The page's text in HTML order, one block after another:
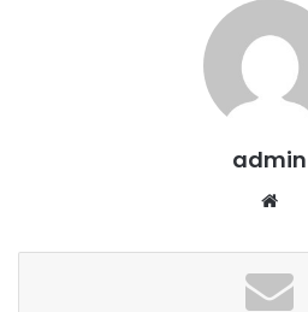
admin
te